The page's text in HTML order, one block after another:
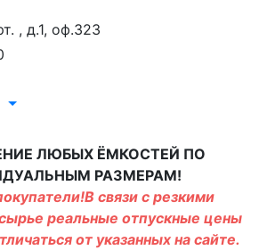
, д.1, оф.323
ЛЮБЫХ ЁМКОСТЕЙ ПО
РАЗМЕРАМ!
связи с резкими
реальные отпускные цены
от указанных на сайте.